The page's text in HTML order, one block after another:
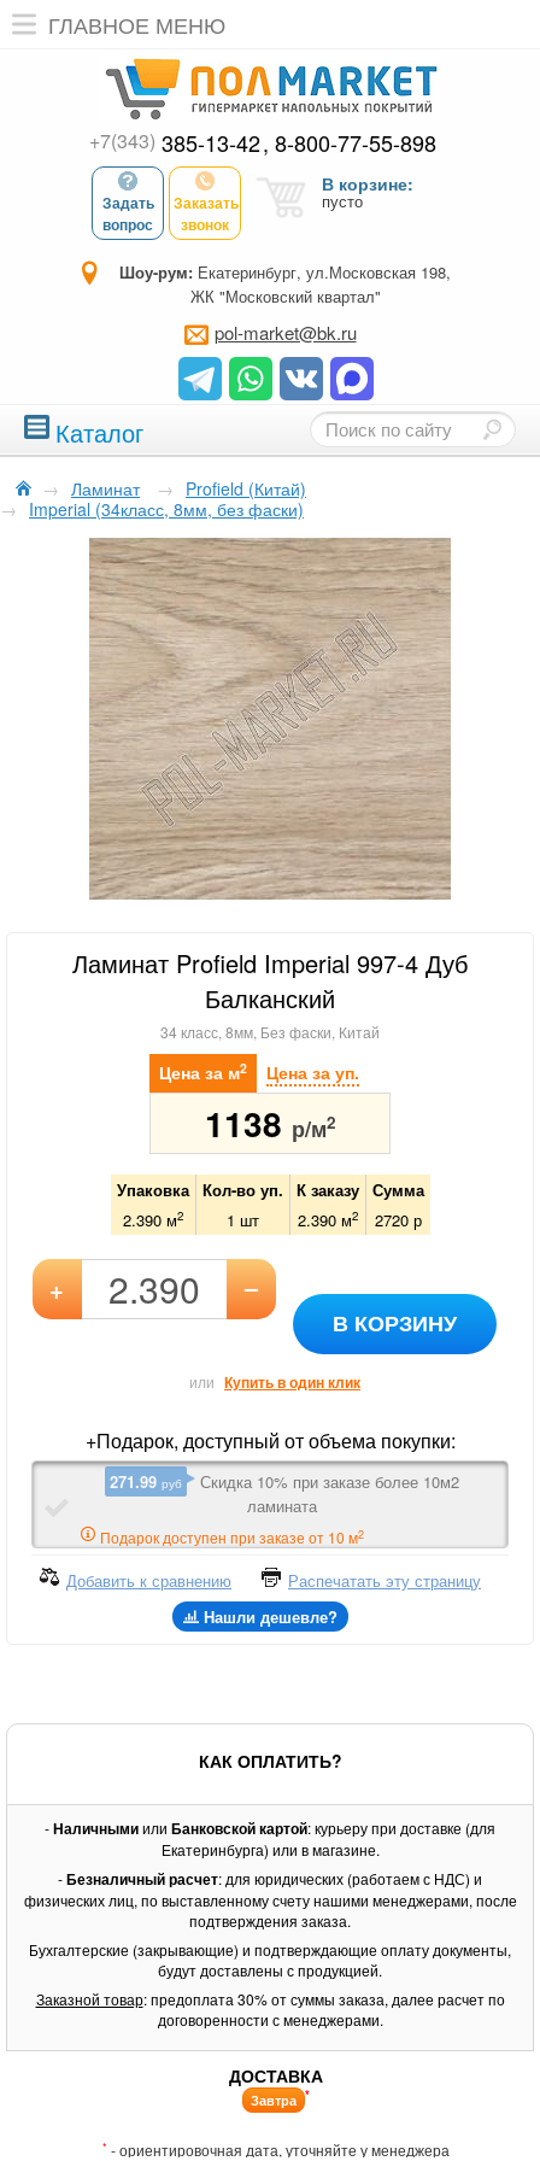
ГЛАВНОЕ МЕНЮ
+7(343) 385-13-42 8-800-77-55-898
Задать
вопрос
Заказать
звонок
В корзине:
пусто
Шоу-рум: Екатеринбург, ул.Московская 198,
ЖК "Московский квартал"
pol-market@bk.ru
Каталог
→ Ламинат → Profield (Китай)
→ Imperial (34класс, 8мм, без фаски)
Ламинат Profield Imperial 997-4 Дуб
Балканский
34 класс, 8мм, Без фаски, Китай
Цена за м2 Цена за уп.
1138 р/м2
Упаковка Кол-во уп. К заказу
Сумма
2.390 м2 1 шт 2.390м2 2720р
+ –
В КОРЗИНУ
или Купить в один клик
+Подарок, доступный от объема покупки:
271.99 руб
Скидка 10% при заказе более 10м2
ламината
Подарок доступен при заказе от 10 м2
Добавить к сравнению
Распечатать эту страницу
Нашли дешевле?
КАК ОПЛАТИТЬ?
-Наличнымиили Банковской картой: курьеру при доставке (для
Екатеринбурга) или в магазине.
-Безналичный расчет: для юридических (работаем с НДС) и
физических лиц, по выставленному счету нашими менеджерами, после
подтверждения заказа.
Бухгалтерские (закрывающие) и подтверждающие оплату документы,
будут доставлены с продукцией.
Заказной товар: предоплата 30% от суммы заказа, далее расчет по
договоренности с менеджерами.
ДОСТАВКА
Завтра *
* - ориентировочная дата, уточняйте у менеджера